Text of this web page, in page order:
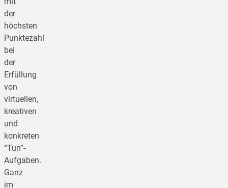
der
höchsten
Punktezahl
bei
der
Erfüllung
von
virtuellen,
kreativen
und
konkreten
“Tun”-
Aufgaben.
Ganz
im